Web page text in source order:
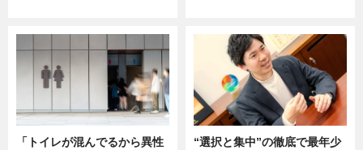
「トイレが混んでるから異性
“選択と集中”の徹底で最年少